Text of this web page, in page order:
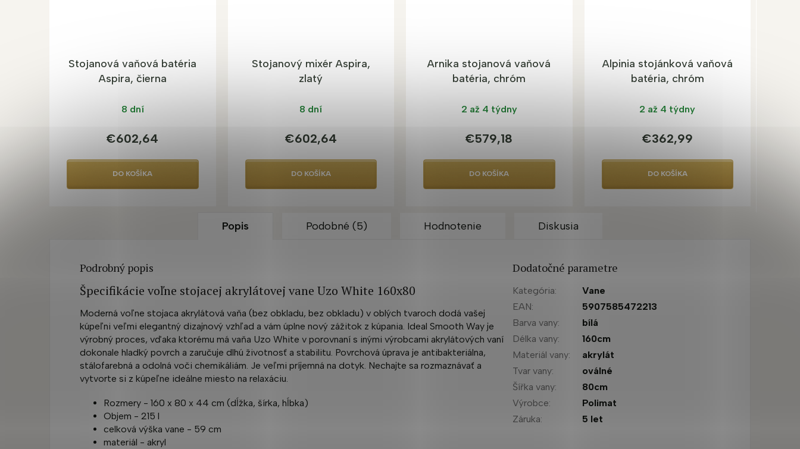
Stojanová vaňová batéria
Aspira, čierna
8 dní
€602,64
DO KOŠÍKA
Stojanový mixér Aspira,
zlatý
8 dní
€602,64
DO KOŠÍKA
Arnika stojanová vaňová
batéria, chróm
2 až 4 týdny
€579,18
DO KOŠÍKA
Alpinia stojánková vaňová
batéria, chróm
2 až 4 týdny
€362,99
DO KOŠÍKA
Popis Podobné (5) Hodnotenie Diskusia
Podrobný popis
Špecifikácie voľne stojacej akrylátovej vane Uzo White 160x80
Moderná voľne stojaca akrylátová vaňa (bez obkladu, bez obkladu) v oblých tvaroch dodá vašej
kúpeľni veľmi elegantný dizajnový vzhľad a vám úplne nový zážitok z kúpania. Ideal Smooth Way je
výrobný proces, vďaka ktorému má vaňa Uzo White v porovnaní s inými výrobcami akrylátových vaní
dokonale hladký povrch a zaručuje dlhú životnosť a stabilitu. Povrchová úprava je antibakteriálna,
stálofarebná a odolná voči chemikáliám. Je veľmi príjemná na dotyk. Nechajte sa rozmaznávať a
vytvorte si z kúpeľne ideálne miesto na relaxáciu.
Rozmery - 160 x 80 x 44 cm (dĺžka, šírka, hĺbka)
Objem - 215 l
celková výška vane - 59 cm
materiál - akryl
Dodatočné parametre
Kategória:
Vane
EAN:
5907585472213
Barva vany:
bílá
Délka vany:
160cm
Materiál vany:
akrylát
Tvar vany:
oválné
Šířka vany:
80cm
Výrobce:
Polimat
Záruka: 5 let